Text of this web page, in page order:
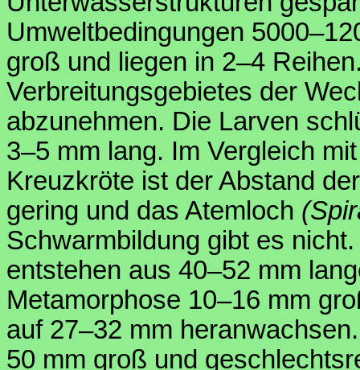
Umweltbedingungen
groß und liegen in 2–4
Verbreitungsgebietes der
abzunehmen. Die Larven
3–5 mm lang. Im Vergleich
Kreuzkröte ist der Abstand
gering und das Atemloch
Schwarmbildung gibt es
entstehen aus 40–52 mm
Metamorphose 10–16 mm
auf 27–32 mm
50 mm groß und